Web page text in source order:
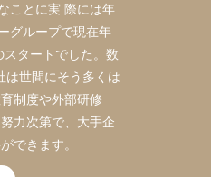
ことに実 際には年
グループで現在年
タートでした。数
は世間にそう多くは
制度や外部研修
力次第で、大手企
できます。